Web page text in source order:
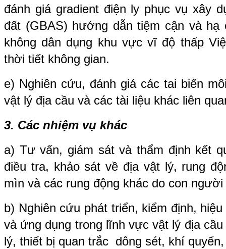
đánh giá gradient điện ly phục vụ xây
đất (GBAS) hướng dẫn tiệm cận và hạ
không dân dụng khu vực vĩ độ thấp
thời tiết không gian.
e) Nghiên cứu, đánh giá các tai biến
vật lý địa cầu và các tài liệu khác liên
3. Các nhiệm vụ khác
a) Tư vấn, giám sát và thẩm định kết
điều tra, khảo sát về địa vật lý, rung
mìn và các rung động khác do con
b) Nghiên cứu phát triển, kiểm định,
và ứng dụng trong lĩnh vực vật lý địa
lý, thiết bị quan trắc dông sét, khí